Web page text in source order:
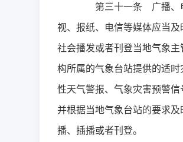
第三十一条 广播、
视、报纸、电信等媒体应当及
社会播发或者刊登当地气象主
构所属的气象台站提供的适时
性天气警报、气象灾害预警信
并根据当地气象台站的要求及
播、插播或者刊登。